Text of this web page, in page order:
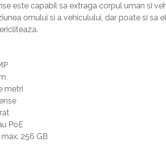
este capabil sa extraga corpul uman si
omului si a vehiculului, dar poate si sa
metri
PoE
256 GB